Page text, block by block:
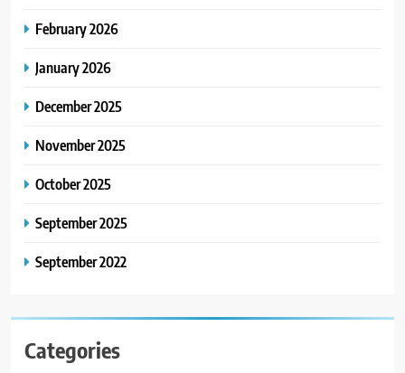
February 2026
January 2026
December 2025
November 2025
October 2025
September 2025
September 2022
Categories